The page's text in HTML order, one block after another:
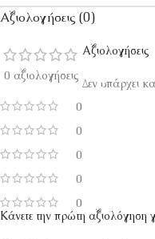
Αξιολογήσεις (0)
0 αξιολογήσεις
0
0
0
0
0
Αξιολογήσεις
Δεν υπάρχει
Κάνετε την πρώτη